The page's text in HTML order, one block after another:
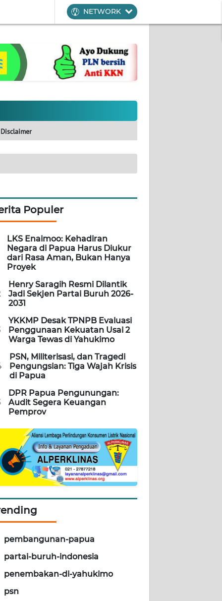
NETWORK
Disclaimer
Populer
LKS Enaimoo: Kehadiran
Negara di Papua Harus Diukur
dari Rasa Aman, Bukan Hanya
Proyek
Henry Saragih Resmi Dilantik
Jadi Sekjen Partai Buruh 2026-
2031
YKKMP Desak TPNPB Evaluasi
Penggunaan Kekuatan Usai 2
Warga Tewas di Yahukimo
PSN, Militerisasi, dan Tragedi
Pengungsian: Tiga Wajah Krisis
di Papua
DPR Papua Pengunungan:
Audit Segera Keuangan
Pemprov
pembangunan-papua
partai-buruh-indonesia
penembakan-di-yahukimo
psn